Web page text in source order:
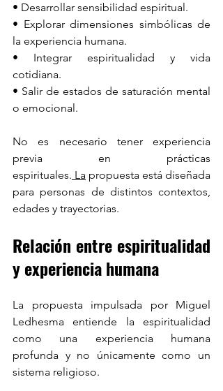
• Desarrollar sensibilidad espiritual.
• Explorar dimensiones simbólicas de
la experiencia humana.
• Integrar espiritualidad y vida
cotidiana.
• Salir de estados de saturación mental
o emocional.
No es necesario tener experiencia
previa en prácticas
espirituales. La propuesta está diseñada
para personas de distintos contextos,
edades y trayectorias.
Relación entre espiritualidad
y experiencia humana
La propuesta impulsada por Miguel
Ledhesma entiende la espiritualidad
como una experiencia humana
profunda y no únicamente como un
sistema religioso.